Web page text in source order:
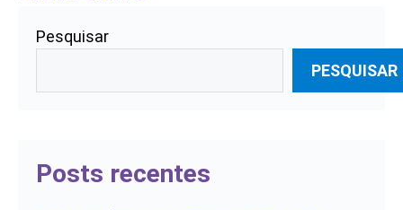
Pesquisar
PESQUISAR
Posts recentes